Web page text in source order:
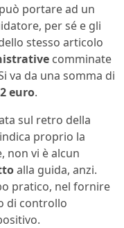
portare ad un
per sé e gli
stesso articolo
comminate
va da una somma di
euro.
sul retro della
indica proprio la
non vi è alcun
alla guida, anzi.
pratico, nel fornire
di controllo